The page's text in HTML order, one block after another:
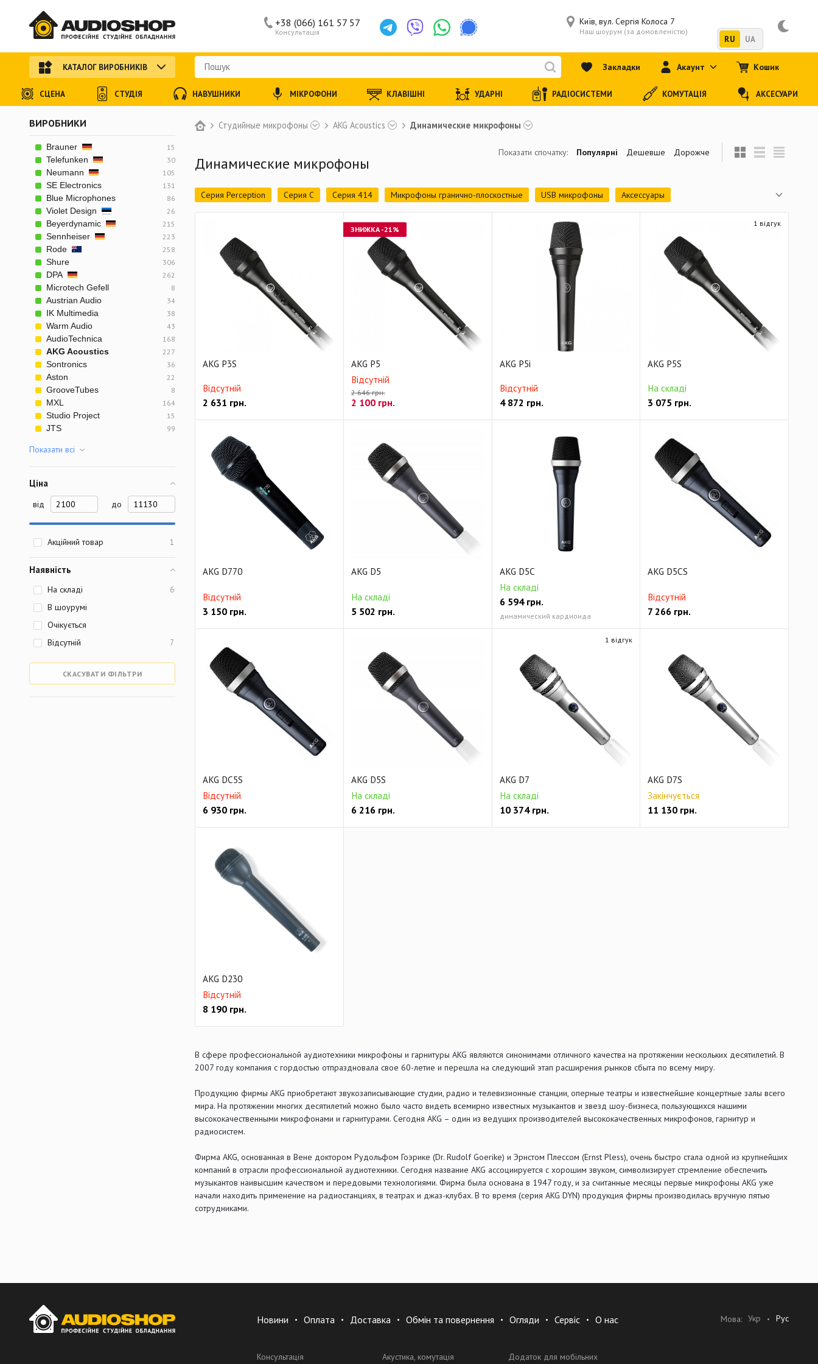
Студийные микрофоны AKG Acoustics Динамические микрофоны
Динамические микрофоны
Серия Perception Серия C Серия 414 Микрофоны гранично-плоскостные USB микрофоны
Аксессуары
Снято с производства
Динамические микрофоны Конденсаторные микрофоны Пушки
Головные микрофоны
Петличные микрофоны
Инструментальные микрофоны
Комплекты для записи барабанов
Подвесные микрофоны
Микрофоны на гусиной шее Стойки и подставки
Держатели и пауки
Ветрозащита
Старые (снято с производства)
AKG P3S
Відсутній
2 631 грн.
AKG P5
Відсутній
2 646 грн.
2 100грн.
ЗНИЖКА-21%
AKG P5i
Відсутній
4 872 грн.
AKG P5S
На складі
3 075 грн.
1 відгук
AKG D770
Відсутній
3 150 грн.
AKG D5
На складі
5 502 грн.
AKG D5C
На складі
6 594грн.
динамический кардиоида
AKG D5CS
Відсутній
7 266 грн.
AKG DC5S
Відсутній
6 930 грн.
AKG D5S
На складі
6 216грн.
AKG D7
На складі
10 374грн.
1 відгук
AKG D7S
Закінчується
11 130 грн.
AKG D230
Відсутній
8 190 грн.
Показати спочатку: Популярні Дешевше Дорожче
В сфере профессиональной аудиотехники микрофоны и гарнитуры AKG являются синонимами отличного качества на протяжении нескольких десятилетий. В
2007 году компания с гордостью отпраздновала свое 60-летие и перешла на следующий этап расширения рынков сбыта по всему миру.
Продукцию фирмы AKG приобретают звукозаписывающие студии, радио и телевизионные станции, оперные театры и известнейшие концертные залы всего
мира. На протяжении многих десятилетий можно было часто видеть всемирно известных музыкантов и звезд шоу-бизнеса, пользующихся нашими
высококачественными микрофонами и гарнитурами. Сегодня AKG – один из ведущих производителей высококачественных микрофонов, гарнитур и
радиосистем.
Фирма AKG, основанная в Вене доктором Рудольфом Гоэрике (Dr. Rudolf Goerike) и Эрнстом Плессом (Ernst Pless), очень быстро стала одной из крупнейших
компаний в отрасли профессиональной аудиотехники. Сегодня название AKG ассоциируется с хорошим звуком, символизирует стремление обеспечить
музыкантов наивысшим качеством и передовыми технологиями. Фирма была основана в 1947 году, и за считанные месяцы первые микрофоны AKG уже
начали находить применение на радиостанциях, в театрах и джаз-клубах. В то время (серия AKG DYN) продукция фирмы производилась вручную пятью
сотрудниками.
ВИРОБНИКИ
Brauner 15
Telefunken 30
Neumann 105
SE Electronics 131
Blue Microphones 86
Violet Design 26
Beyerdynamic 215
Sennheiser 223
Rode 258
Shure 306
DPA 262
Microtech Gefell 8
Austrian Audio 34
IK Multimedia 38
Warm Audio 43
AudioTechnica 168
AKG Acoustics 227
Sontronics 36
Aston 22
GrooveTubes 8
MXL 164
Studio Project 15
JTS 99
Показати всi
Ціна
від до
Акційний товар 1
Наявність
На складі 6
В шоурумі
Очікується
Відсутній
7
СКАСУВАТИ ФІЛЬТРИ
Консультація
+38 (066) 161 57 57 Київ, вул. Сергія Колоса 7
Наш шоурум (за домовленістю)
RU UA
КАТАЛОГ ВИРОБНИКІВ Закладки Акаунт Кошик
СЦЕНА СТУДІЯ НАВУШНИКИ МІКРОФОНИ КЛАВІШНІ УДАРНІ РАДІОСИСТЕМИ КОМУТАЦІЯ АКСЕСУАРИ
Новини Оплата Доставка Обмін та повернення Огляди Сервіс О нас
Консультація Акустика, комутація Додаток для мобільних
Мова: Укр Рус